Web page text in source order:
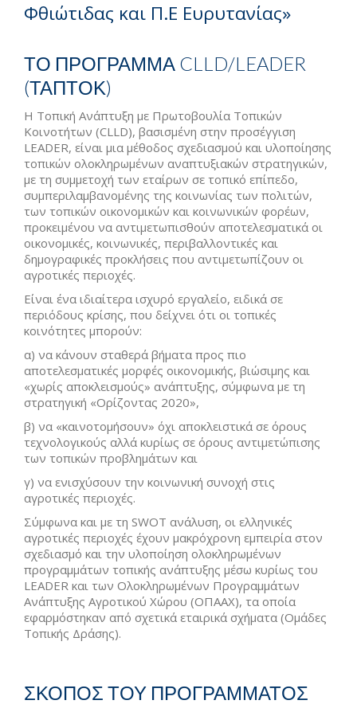
Φθιώτιδας και Π.Ε Ευρυτανίας»
ΤΟ ΠΡΟΓΡΑΜΜΑ CLLD/LEADER
(ΤΑΠΤΟΚ)
Η Τοπική Ανάπτυξη με Πρωτοβουλία Τοπικών
Κοινοτήτων (CLLD), βασισμένη στην προσέγγιση
LEADER, είναι μια μέθοδος σχεδιασμού και υλοποίησης
τοπικών ολοκληρωμένων αναπτυξιακών στρατηγικών,
με τη συμμετοχή των εταίρων σε τοπικό επίπεδο,
συμπεριλαμβανομένης της κοινωνίας των πολιτών,
των τοπικών οικονομικών και κοινωνικών φορέων,
προκειμένου να αντιμετωπισθούν αποτελεσματικά οι
οικονομικές, κοινωνικές, περιβαλλοντικές και
δημογραφικές προκλήσεις που αντιμετωπίζουν οι
αγροτικές περιοχές.
Είναι ένα ιδιαίτερα ισχυρό εργαλείο, ειδικά σε
περιόδους κρίσης, που δείχνει ότι οι τοπικές
κοινότητες μπορούν:
α) να κάνουν σταθερά βήματα προς πιο
αποτελεσματικές μορφές οικονομικής, βιώσιμης και
«χωρίς αποκλεισμούς» ανάπτυξης, σύμφωνα με τη
στρατηγική «Ορίζοντας 2020»,
β) να «καινοτομήσουν» όχι αποκλειστικά σε όρους
τεχνολογικούς αλλά κυρίως σε όρους αντιμετώπισης
των τοπικών προβλημάτων και
γ) να ενισχύσουν την κοινωνική συνοχή στις
αγροτικές περιοχές.
Σύμφωνα και με τη SWOT ανάλυση, οι ελληνικές
αγροτικές περιοχές έχουν μακρόχρονη εμπειρία στον
σχεδιασμό και την υλοποίηση ολοκληρωμένων
προγραμμάτων τοπικής ανάπτυξης μέσω κυρίως του
LEADER και των Ολοκληρωμένων Προγραμμάτων
Ανάπτυξης Αγροτικού Χώρου (ΟΠΑΑΧ), τα οποία
εφαρμόστηκαν από σχετικά εταιρικά σχήματα (Ομάδες
Τοπικής Δράσης).
ΣΚΟΠΟΣ ΤΟΥ ΠΡΟΓΡΑΜΜΑΤΟΣ